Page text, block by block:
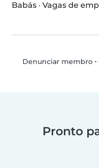
Babás · Vagas de
Denunciar membro•
Pronto